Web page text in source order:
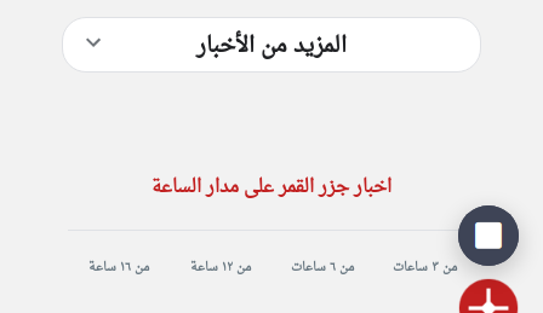
المزيد من الأخبار
اخبار جزر القمر على مدار الساعة
من ٣ ساعات من ٦ ساعات من ١٢ ساعة من ١٦ ساعة